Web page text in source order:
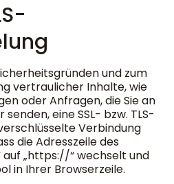
und zum
vertraulicher Inhalte, wie
oder Anfragen, die Sie an
eine SSL- bzw. TLS-
Verbindung
die Adresszeile des
„https://“ wechselt und
in Ihrer Browserzeile.